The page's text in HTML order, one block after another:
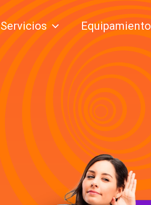
Servicios
Equipamiento